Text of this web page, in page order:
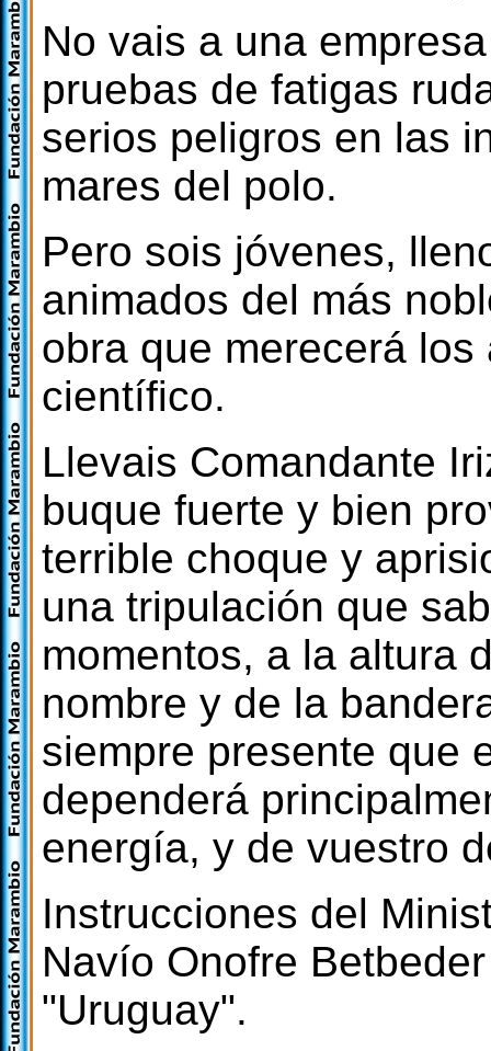
No vais a una
pruebas de fatigas
serios peligros en las
mares del polo.
Pero sois jóvenes,
animados del más
obra que merecerá
científico.
Llevais Comandante
buque fuerte y bien
terrible choque y
una tripulación que
momentos, a la altura
nombre y de la
siempre presente que
dependerá
energía, y de vuestro
Instrucciones del
Navío Onofre
"Uruguay".